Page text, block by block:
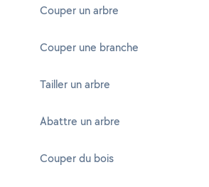
Couper un arbre
Couper une branche
Tailler un arbre
Abattre un arbre
Couper du bois